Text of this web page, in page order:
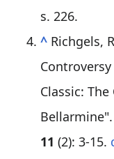
s. 226.
^ Richgels,
Classic:
Bellarmine".
11 (2): 3-15.